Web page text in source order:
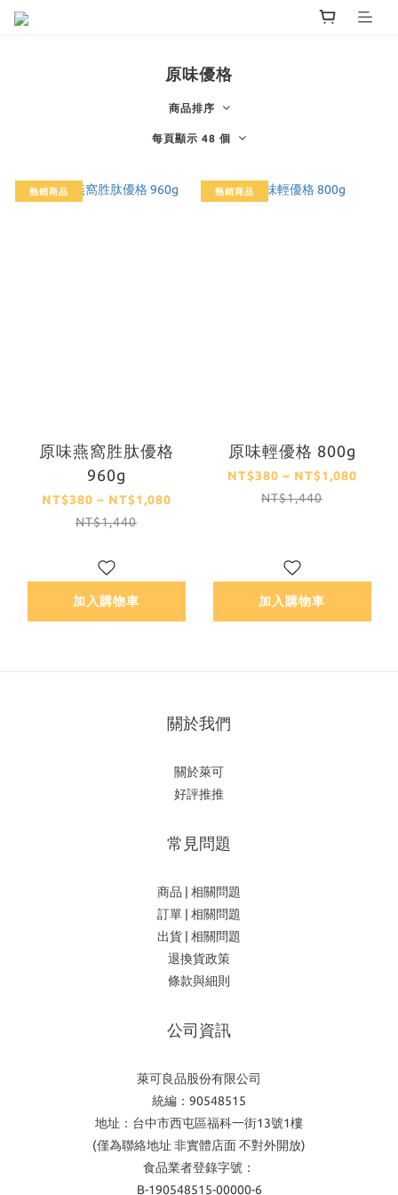
原味優格
商品排序
每頁顯示 48 個
熱銷商品
原味燕窩胜肽優格
960g
NT$380 ~ NT$1,080
NT$1,440
加入購物車
熱銷商品
原味輕優格 800g
NT$380 ~ NT$1,080
NT$1,440
加入購物車
關於我們
關於萊可
好評推推
常見問題
商品 | 相關問題
訂單 | 相關問題
出貨 | 相關問題
退換貨政策
條款與細則
公司資訊
萊可良品股份有限公司
統編：90548515
地址：台中市西屯區福科一街13號1樓
(僅為聯絡地址 非實體店面 不對外開放)
食品業者登錄字號：
B-190548515-00000-6